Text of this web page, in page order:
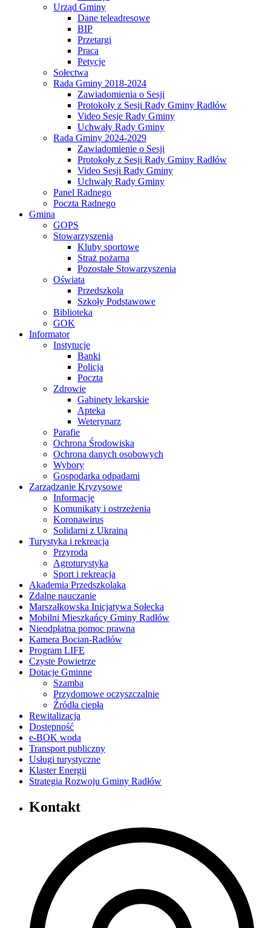
Urząd Gminy
Dane teleadresowe
BIP
Przetargi
Praca
Petycje
Sołectwa
Rada Gminy 2018-2024
Zawiadomienia o Sesji
Protokoły z Sesji Rady Gminy Radłów
Video Sesje Rady Gminy
Uchwały Rady Gminy
Rada Gminy 2024-2029
Zawiadomienie o Sesji
Protokoły z Sesji Rady Gminy Radłów
Video Sesji Rady Gminy
Uchwały Rady Gminy
Panel Radnego
Poczta Radnego
Gmina
GOPS
Stowarzyszenia
Kluby sportowe
Straż pożarna
Pozostałe Stowarzyszenia
Oświata
Przedszkola
Szkoły Podstawowe
Biblioteka
GOK
Informator
Instytucje
Banki
Policja
Poczta
Zdrowie
Gabinety lekarskie
Apteka
Weterynarz
Parafie
Ochrona Środowiska
Ochrona danych osobowych
Wybory
Gospodarka odpadami
Zarządzanie Kryzysowe
Informacje
Komunikaty i ostrzeżenia
Koronawirus
Solidarni z Ukrainą
Turystyka i rekreacja
Przyroda
Agroturystyka
Sport i rekreacja
Akademia Przedszkolaka
Zdalne nauczanie
Marszałkowska Inicjatywa Sołecka
Mobilni Mieszkańcy Gminy Radłów
Nieodpłatna pomoc prawna
Kamera Bocian-Radłów
Program LIFE
Czyste Powietrze
Dotacje Gminne
Szamba
Przydomowe oczyszczalnie
Źródła ciepła
Rewitalizacja
Dostępność
e-BOK woda
Transport publiczny
Usługi turystyczne
Klaster Energii
Strategia Rozwoju Gminy Radłów
Kontakt